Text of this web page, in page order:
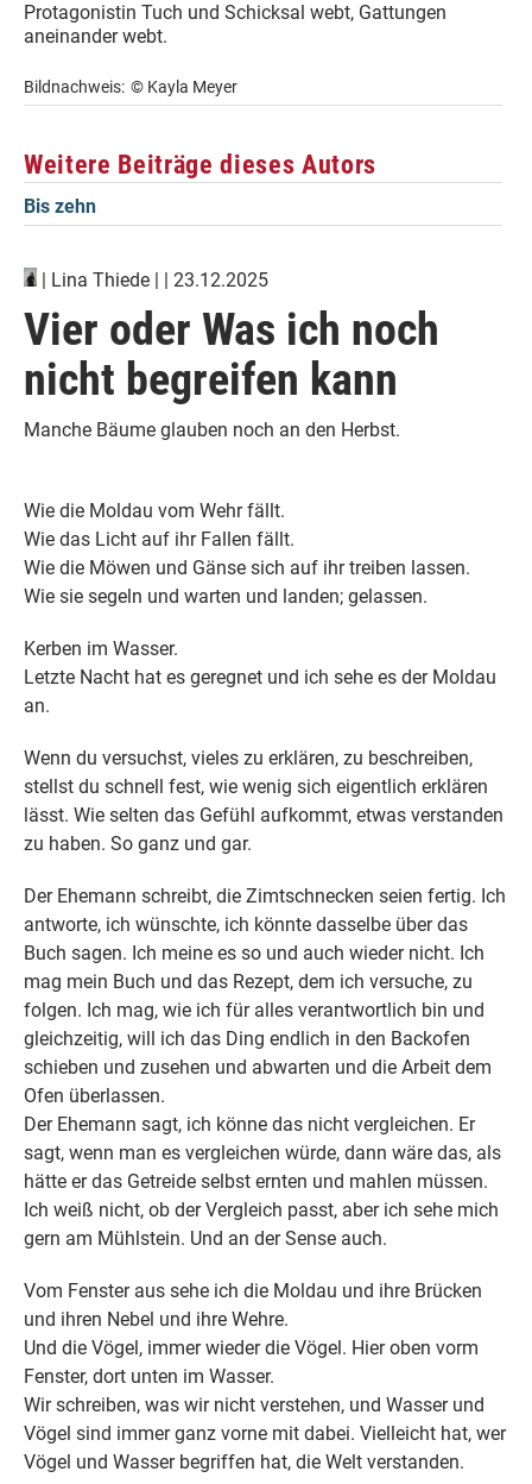
Protagonistin Tuch und Schicksal webt, Gattungen
aneinander webt.
Bildnachweis: © Kayla Meyer
Weitere Beiträge dieses Autors
Bis zehn
| Lina Thiede | | 23.12.2025
Vier oder Was ich noch
nicht begreifen kann
Manche Bäume glauben noch an den Herbst.
Wie die Moldau vom Wehr fällt.
Wie das Licht auf ihr Fallen fällt.
Wie die Möwen und Gänse sich auf ihr treiben lassen.
Wie sie segeln und warten und landen; gelassen.
Kerben im Wasser.
Letzte Nacht hat es geregnet und ich sehe es der Moldau
an.
Wenn du versuchst, vieles zu erklären, zu beschreiben,
stellst du schnell fest, wie wenig sich eigentlich erklären
lässt. Wie selten das Gefühl aufkommt, etwas verstanden
zu haben. So ganz und gar.
Der Ehemann schreibt, die Zimtschnecken seien fertig. Ich
antworte, ich wünschte, ich könnte dasselbe über das
Buch sagen. Ich meine es so und auch wieder nicht. Ich
mag mein Buch und das Rezept, dem ich versuche, zu
folgen. Ich mag, wie ich für alles verantwortlich bin und
gleichzeitig, will ich das Ding endlich in den Backofen
schieben und zusehen und abwarten und die Arbeit dem
Ofen überlassen.
Der Ehemann sagt, ich könne das nicht vergleichen. Er
sagt, wenn man es vergleichen würde, dann wäre das, als
hätte er das Getreide selbst ernten und mahlen müssen.
Ich weiß nicht, ob der Vergleich passt, aber ich sehe mich
gern am Mühlstein. Und an der Sense auch.
Vom Fenster aus sehe ich die Moldau und ihre Brücken
und ihren Nebel und ihre Wehre.
Und die Vögel, immer wieder die Vögel. Hier oben vorm
Fenster, dort unten im Wasser.
Wir schreiben, was wir nicht verstehen, und Wasser und
Vögel sind immer ganz vorne mit dabei. Vielleicht hat, wer
Vögel und Wasser begriffen hat, die Welt verstanden.